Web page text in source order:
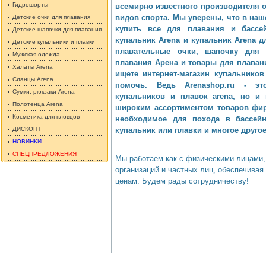
Гидрошорты
Детские очки для плавания
Детские шапочки для плавания
Детские купальники и плавки
Мужская одежда
Халаты Arena
Сланцы Arena
Сумки, рюкзаки Arena
Полотенца Arena
Косметика для пловцов
ДИСКОНТ
НОВИНКИ
СПЕЦПРЕДЛОЖЕНИЯ
всемирно известного
видов спорта. Мы уверены, что в
купить все для плавания и
купальник Arenaи купальник Arena
плавательные очки, шапочку для
плавания Аренаи товары для
ищете интернет-магазин купальников
помочь. Ведь Arenashop.ru -
купальников и плавок arena, но и
широким ассортиментом товаров
необходимое для похода в
купальник или плавки и многое
Мы работаем как с физическими
организаций и частных лиц,
ценам. Будем рады сотрудничеству!